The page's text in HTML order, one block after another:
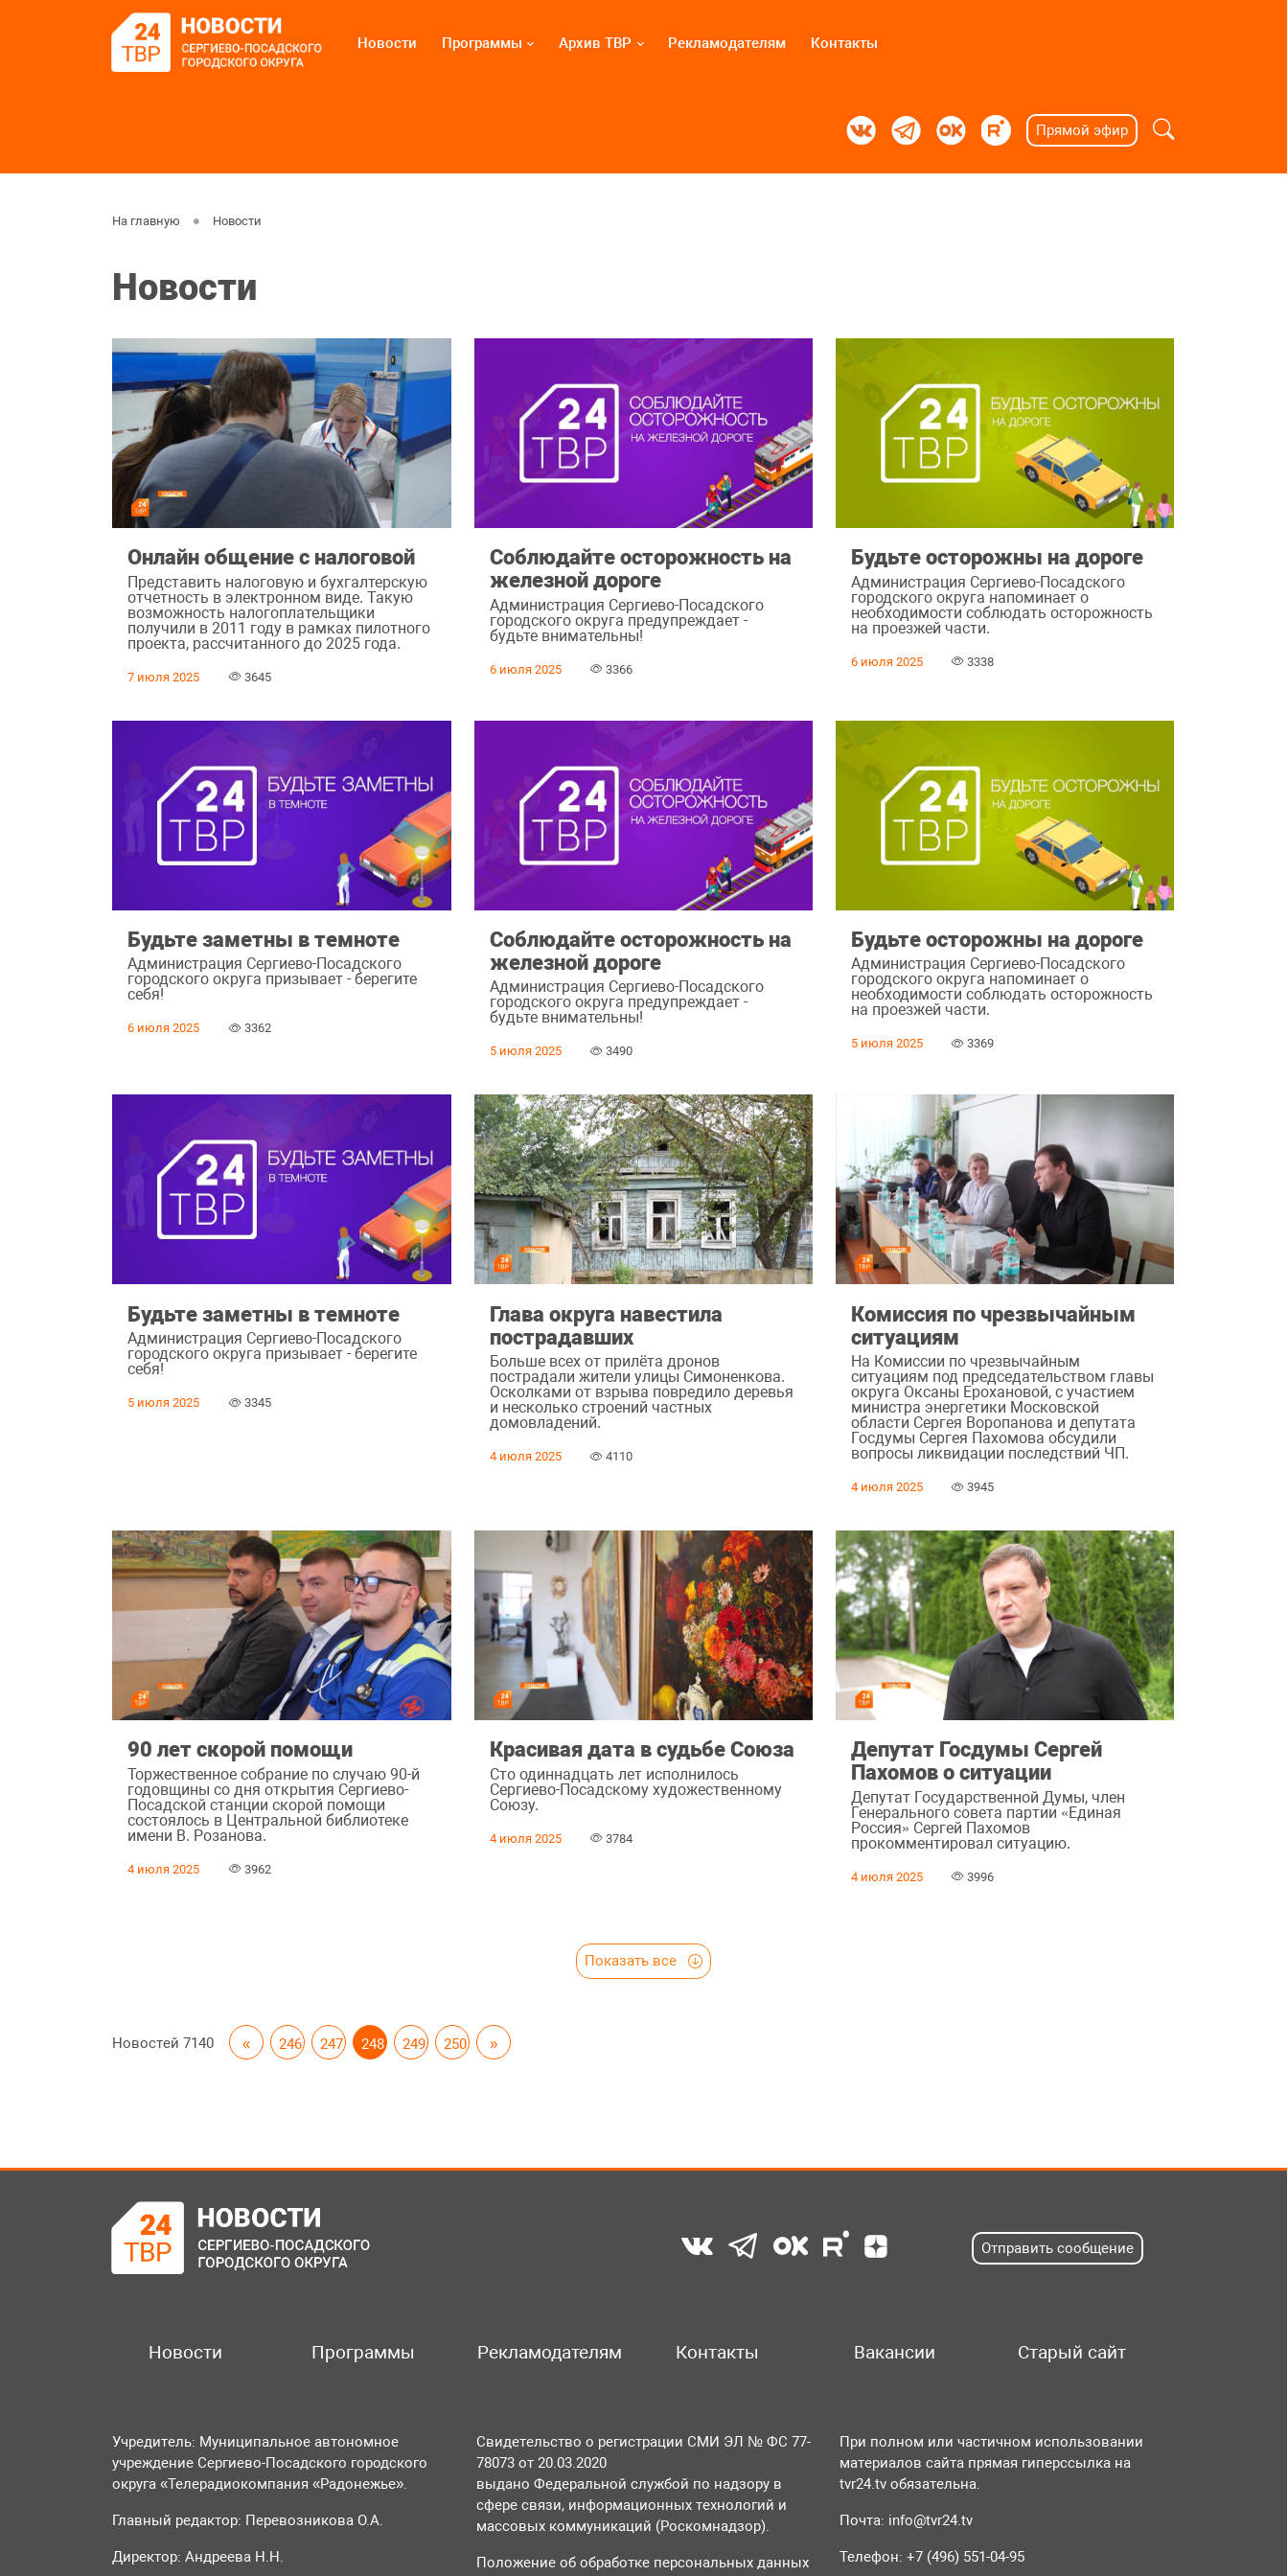
Новости Программы Архив ТВР Рекламодателям Контакты
Прямой эфир
На главную Новости
Новости
Онлайн общение с налоговой
Представить налоговую и бухгалтерскую
отчетность в электронном виде. Такую
возможность налогоплательщики
получили в 2011 году в рамках пилотного
проекта, рассчитанного до 2025 года.
7 июля 2025 3645
Соблюдайте осторожность на
железной дороге
Администрация Сергиево-Посадского
городского округа предупреждает -
будьте внимательны!
6 июля 2025 3366
Будьте осторожны на дороге
Администрация Сергиево-Посадского
городского округа напоминает о
необходимости соблюдать осторожность
на проезжей части.
6 июля 2025 3338
Будьте заметны в темноте
Администрация Сергиево-Посадского
городского округа призывает - берегите
себя!
6 июля 2025 3362
Соблюдайте осторожность на
железной дороге
Администрация Сергиево-Посадского
городского округа предупреждает -
будьте внимательны!
5 июля 2025 3490
Будьте осторожны на дороге
Администрация Сергиево-Посадского
городского округа напоминает о
необходимости соблюдать осторожность
на проезжей части.
5 июля 2025 3369
Будьте заметны в темноте
Администрация Сергиево-Посадского
городского округа призывает - берегите
себя!
5 июля 2025 3345
Глава округа навестила
пострадавших
Больше всех от прилёта дронов
пострадали жители улицы Симоненкова.
Осколками от взрыва повредило деревья
и несколько строений частных
домовладений.
4 июля 2025 4110
Комиссия по чрезвычайным
ситуациям
На Комиссии по чрезвычайным
ситуациям под председательством главы
округа Оксаны Ерохановой, с участием
министра энергетики Московской
области Сергея Воропанова и депутата
Госдумы Сергея Пахомова обсудили
вопросы ликвидации последствий ЧП.
4 июля 2025 3945
90 лет скорой помощи
Торжественное собрание по случаю 90-й
годовщины со дня открытия Сергиево-
Посадской станции скорой помощи
состоялось в Центральной библиотеке
имени В. Розанова.
4 июля 2025 3962
Красивая дата в судьбе Союза
Сто одиннадцать лет исполнилось
Сергиево-Посадскому художественному
Союзу.
4 июля 2025 3784
Депутат Госдумы Сергей
Пахомов о ситуации
Депутат Государственной Думы, член
Генерального совета партии «Единая
Россия» Сергей Пахомов
прокомментировал ситуацию.
4 июля 2025 3996
Показать все
Новостей7140 « 246 247 248 249 250 »
Отправить сообщение
Новости Программы Рекламодателям Контакты Вакансии Старый сайт
Учредитель: Муниципальное автономное
учреждение Сергиево-Посадского городского
округа «Телерадиокомпания «Радонежье».
Главный редактор: Перевозникова О.А.
Директор: Андреева Н.Н.
Свидетельство о регистрации СМИ ЭЛ № ФС 77-
78073 от 20.03.2020
выдано Федеральной службой по надзору в
сфере связи, информационных технологий и
массовых коммуникаций (Роскомнадзор).
Положение об обработке персональных данных
При полном или частичном использовании
материалов сайта прямая гиперссылка на
tvr24.tv обязательна.
Почта: info@tvr24.tv
Телефон: +7 (496) 551-04-95